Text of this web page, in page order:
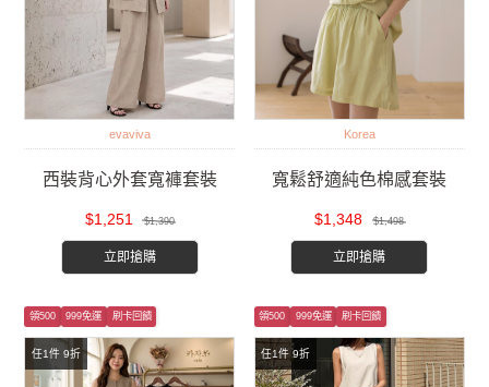
evaviva
西裝背心外套寬褲套裝
$1,251 $1,390
立即搶購
Korea
寬鬆舒適純色棉感套裝
$1,348 $1,498
立即搶購
任1件 9折
領500 999免運 刷卡回饋
任1件 9折
領500 999免運 刷卡回饋